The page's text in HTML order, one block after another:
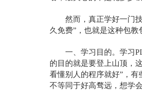
然而，真正学好一门技
久免费”，也就是这种包
一、学习目的。学习
的目的就是要登上山顶，
看懂别人的程序就好”，有
不等同于好高骛远，想学